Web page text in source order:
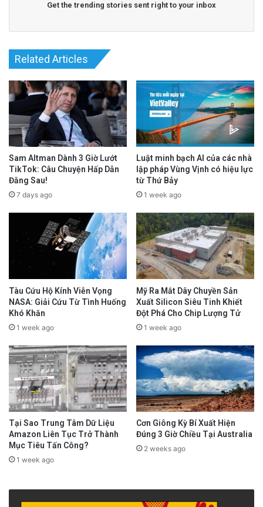
Get the trending stories sent right to your inbox
Related Articles
Sam Altman Dành 3 Giờ Lướt
TikTok: Câu Chuyện Hấp Dẫn
Đằng Sau!
7 days ago
Luật minh bạch AI của các nhà
lập pháp Vùng Vịnh có hiệu lực
từ Thứ Bảy
1 week ago
Tàu Cứu Hộ Kính Viễn Vọng
NASA: Giải Cứu Từ Tình Huống
Khó Khăn
1 week ago
Mỹ Ra Mắt Dây Chuyền Sản
Xuất Silicon Siêu Tinh Khiết
Đột Phá Cho Chip Lượng Tử
1 week ago
Tại Sao Trung Tâm Dữ Liệu
Amazon Liên Tục Trở Thành
Mục Tiêu Tấn Công?
1 week ago
Cơn Giông Kỳ Bí Xuất Hiện
Đúng 3 Giờ Chiều Tại Australia
2 weeks ago